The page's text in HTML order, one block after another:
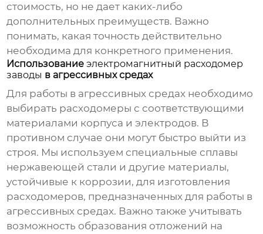
стоимость, но не дает каких-либо
дополнительных преимуществ. Важно
понимать, какая точность действительно
необходима для конкретного применения.
Использованиеэлектромагнитный расходомер
заводы в агрессивных средах
Для работы в агрессивных средах необходимо
выбирать расходомеры с соответствующими
материалами корпуса и электродов. В
противном случае они могут быстро выйти из
строя. Мы используем специальные сплавы
нержавеющей стали и другие материалы,
устойчивые к коррозии, для изготовления
расходомеров, предназначенных для работы в
агрессивных средах. Важно также учитывать
возможность образования отложений на